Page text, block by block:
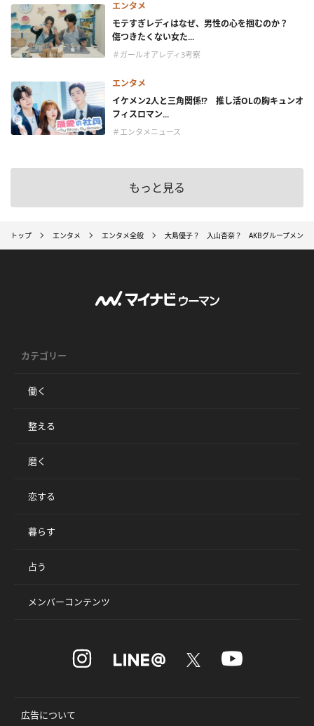
エンタメ
モテすぎレディはなぜ、男性の心を掴むのか？
傷つきたくない女た...
＃ガールオアレディ3考察
エンタメ
イケメン2人と三角関係!? 推し活OLの胸キュンオ
フィスロマン...
＃エンタメニュース
もっと見る
トップ エンタメ エンタメ全般 大島優子？ 入山杏奈？ AKBグループメンバ
カテゴリー
働く
整える
磨く
恋する
暮らす
占う
メンバーコンテンツ
広告について